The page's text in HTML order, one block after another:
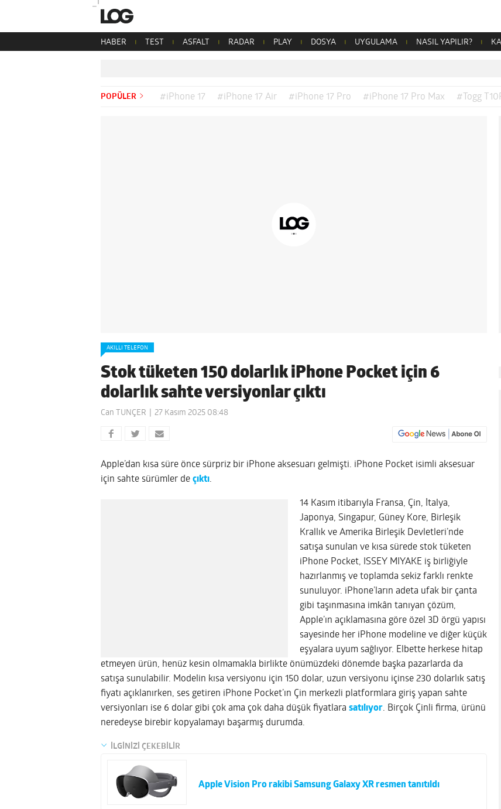
HABER TEST ASFALT RADAR PLAY DOSYA UYGULAMA NASIL YAPILIR?
POPÜLER #iPhone 17 #iPhone 17 Air #iPhone 17 Pro #iPhone 17 Pro Max #Togg
AKILLI TELEFON
Stok tüketen 150 dolarlık iPhone Pocket için 6
dolarlık sahte versiyonlar çıktı
Can TUNÇER 27 Kasım 2025 08:48
Apple’dan kısa süre önce sürpriz bir iPhone aksesuarı gelmişti. iPhone Pocket isimli aksesuar
için sahte sürümler de çıktı.
14 Kasım itibarıyla Fransa, Çin, İtalya,
Japonya, Singapur, Güney Kore, Birleşik
Krallık ve Amerika Birleşik Devletleri’nde
satışa sunulan ve kısa sürede stok tüketen
iPhone Pocket, ISSEY MIYAKE iş birliğiyle
hazırlanmış ve toplamda sekiz farklı renkte
sunuluyor. iPhone’ların adeta ufak bir çanta
gibi taşınmasına imkân tanıyan çözüm,
Apple’ın açıklamasına göre özel 3D örgü yapısı
sayesinde her iPhone modeline ve diğer küçük
eşyalara uyum sağlıyor. Elbette herkese hitap
etmeyen ürün, henüz kesin olmamakla birlikte önümüzdeki dönemde başka pazarlarda da
satışa sunulabilir. Modelin kısa versiyonu için 150 dolar, uzun versiyonu içinse 230 dolarlık satış
fiyatı açıklanırken, ses getiren iPhone Pocket’ın Çin merkezli platformlara giriş yapan sahte
versiyonları ise 6 dolar gibi çok ama çok daha düşük fiyatlara satılıyor. Birçok Çinli firma, ürünü
neredeyse birebir kopyalamayı başarmış durumda.
İLGİNİZİ ÇEKEBİLİR
Apple Vision Pro rakibi Samsung Galaxy XR resmen tanıtıldı